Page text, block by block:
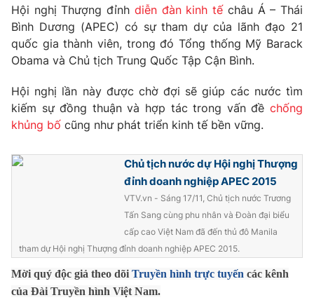
Thế giới đó đây
Câu chuyện quốc tế
Tài chính
Thị trường
Dữ liệu và đời sống
Phim VTV
Hậu trường
Nhân vật
Giải trí
Âm nhạc
Đời sống
Chất lượng cuộc sống
Học trực tuyến
Sản phẩm
Giao lưu trực tuyến
Hội nghị Thượng đỉnh diễn đàn kinh tếchâu Á – Thái
Bình Dương (APEC) có sự tham dự của lãnh đạo 21
quốc gia thành viên, trong đó Tổng thống Mỹ Barack
Obama và Chủ tịch Trung Quốc Tập Cận Bình.
Hội nghị lần này được chờ đợi sẽ giúp các nước tìm
kiếm sự đồng thuận và hợp tác trong vấn đề chống
khủng bố cũng như phát triển kinh tế bền vững.
Chủ tịch nước dự Hội nghị Thượng
đỉnh doanh nghiệp APEC 2015
VTV.vn - Sáng 17/11, Chủ tịch nước Trương
Tấn Sang cùng phu nhân và Đoàn đại biểu
cấp cao Việt Nam đã đến thủ đô Manila
tham dự Hội nghị Thượng đỉnh doanh nghiệp APEC 2015.
Mời quý độc giả theo dõi Truyền hình trực tuyến các kênh
của Đài Truyền hình Việt Nam.